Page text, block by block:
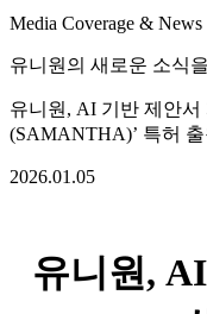
Media Coverage & News
유니원의 새로운 소식
유니원, AI 기반 제안서
(SAMANTHA)’ 특허
2026.01.05
유니원,